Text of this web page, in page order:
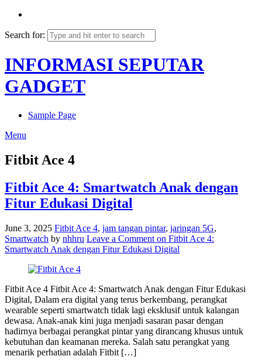
Search for:
INFORMASI SEPUTAR
GADGET
Sample Page
Menu
Fitbit Ace 4
Fitbit Ace 4: Smartwatch Anak dengan
Fitur Edukasi Digital
June 3, 2025 Fitbit Ace 4, jam tangan pintar, jaringan 5G,
Smartwatch by nhhru Leave a Comment on Fitbit Ace 4:
Smartwatch Anak dengan Fitur Edukasi Digital
Fitbit Ace 4 Fitbit Ace 4: Smartwatch Anak dengan Fitur Edukasi
Digital, Dalam era digital yang terus berkembang, perangkat
wearable seperti smartwatch tidak lagi eksklusif untuk kalangan
dewasa. Anak-anak kini juga menjadi sasaran pasar dengan
hadirnya berbagai perangkat pintar yang dirancang khusus untuk
kebutuhan dan keamanan mereka. Salah satu perangkat yang
menarik perhatian adalah Fitbit […]